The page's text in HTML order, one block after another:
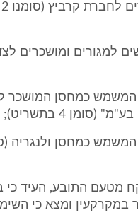
למגורים ומושכרים
המשמש כמחסן המושכר
4 בתשריט);
מטעם התובע, העיד כי
ביקור במקרקעין ומצא כי